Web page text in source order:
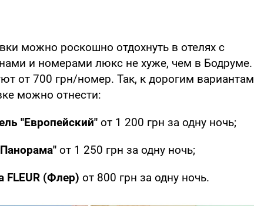
можно роскошно отдохнуть в отелях с
и номерами люкс не хуже, чем в Бодруме.
от 700 грн/номер. Так, к дорогим вариантам
можно отнести:
"Европейский" от 1 200 грн за одну ночь;
от 1 250 грн за одну ночь;
FLEUR (Флер) от 800 грн за одну ночь.